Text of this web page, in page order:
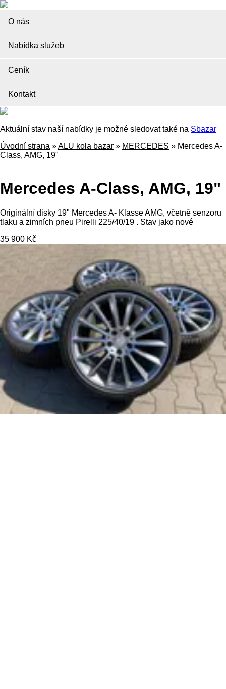
O nás
Nabídka služeb
Ceník
Kontakt
Aktuální stav naší nabídky je možné sledovat také na Sbazar
Úvodní strana »ALU kola bazar » MERCEDES » Mercedes A-
Class, AMG, 19"
Mercedes A-Class, AMG, 19"
Originální disky 19" Mercedes A- Klasse AMG, včetně senzoru
tlaku a zimních pneu Pirelli 225/40/19 . Stav jako nové
35 900 Kč